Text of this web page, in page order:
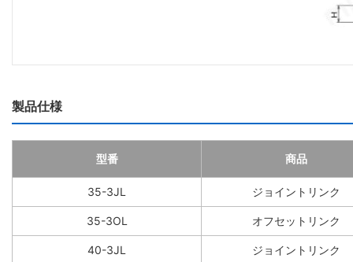
製品仕様
型番 商品
35-3JL ジョイントリンク
35-3OL オフセットリンク
40-3JL ジョイントリンク